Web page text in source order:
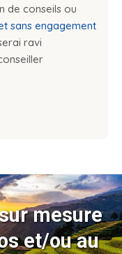
de conseils ou
sans engagement
ravi
mesure
et/ou au